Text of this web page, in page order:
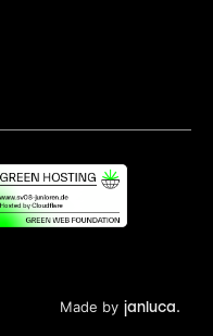
Made by janluca.